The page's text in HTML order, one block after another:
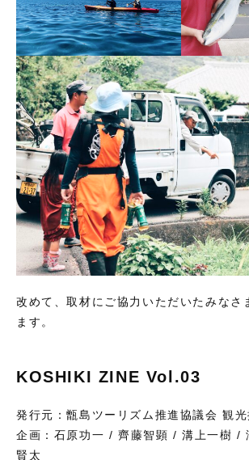
改めて、取材にご協力いただいたみなさ
ます。
KOSHIKI ZINE Vol.03
発行元：甑島ツーリズム推進協議会 観
企画：石原功一 / 齊藤智顕 / 溝上一樹 /
賢太